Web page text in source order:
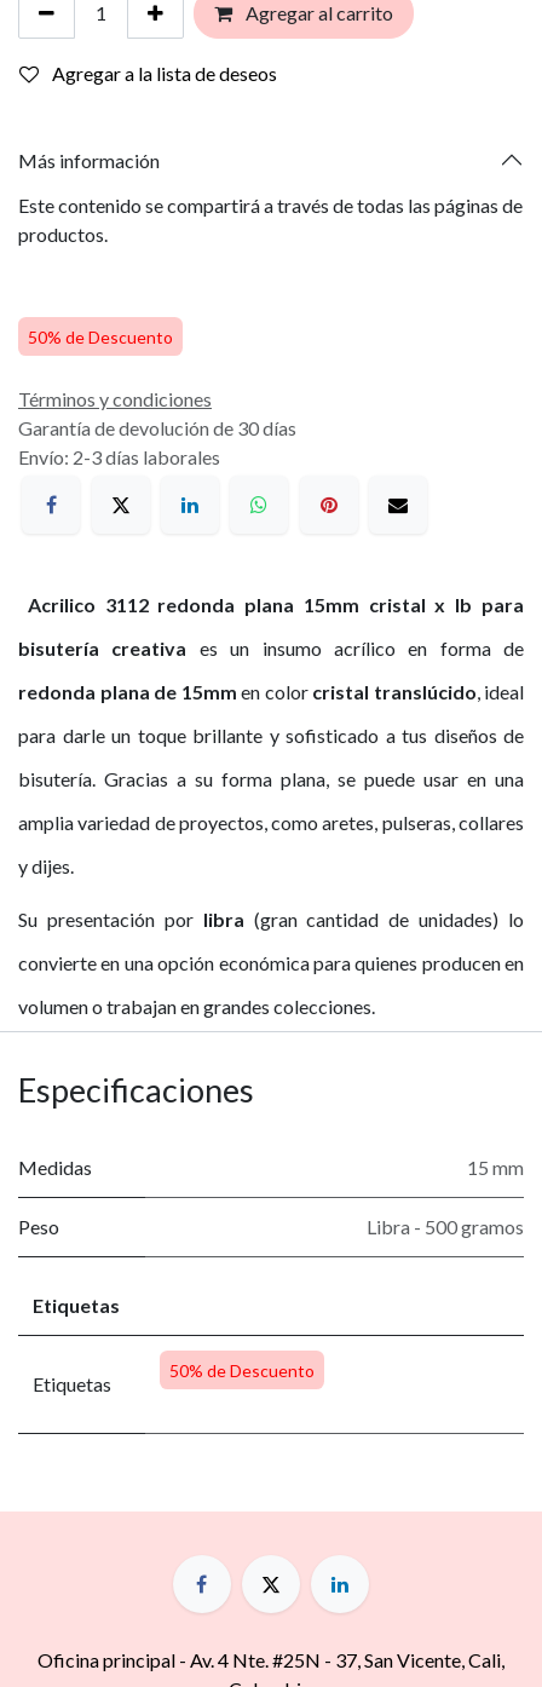
Agregar al carrito
Agregar a la lista de deseos
Más información
Este contenido se compartirá a través de todas las páginas de
productos.
50% de Descuento
Términos y condiciones
Garantía de devolución de 30 días
Envío: 2-3 días laborales
Acrilico 3112 redonda plana 15mm cristal x lb para
bisutería creativa es un insumo acrílico en forma de
redonda plana de 15mm en color cristal translúcido, ideal
para darle un toque brillante y sofisticado a tus diseños de
bisutería. Gracias a su forma plana, se puede usar en una
amplia variedad de proyectos, como aretes, pulseras, collares
y dijes.
Su presentación por libra (gran cantidad de unidades) lo
convierte en una opción económica para quienes producen en
volumen o trabajan en grandes colecciones.
Especificaciones
Medidas 15 mm
Peso Libra - 500 gramos
Etiquetas
Etiquetas
50% de Descuento
Oficina principal - Av. 4 Nte. #25N - 37, San Vicente, Cali,